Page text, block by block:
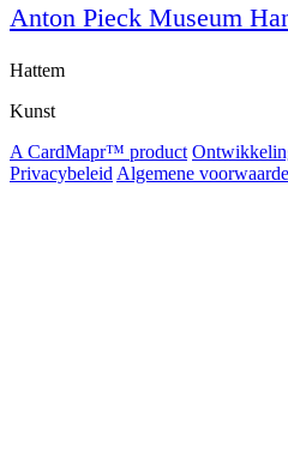
Anton Pieck Museum
Hattem
Kunst
A CardMapr™ product
Privacybeleid Algemene